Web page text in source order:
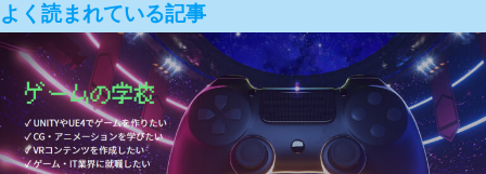
よく読まれている記事